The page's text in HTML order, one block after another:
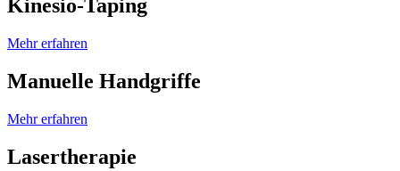
Kinesio-Taping
Mehr erfahren
Manuelle Handgriffe
Mehr erfahren
Lasertherapie